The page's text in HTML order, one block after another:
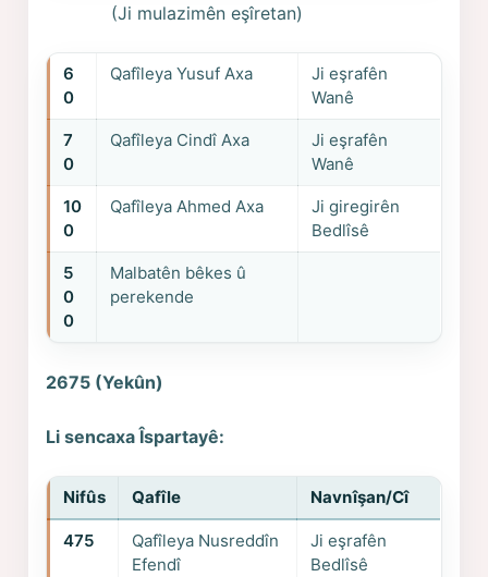
(Ji mulazimên eşîretan)
6
0
Qafîleya Yusuf Axa
Ji eşrafên
Wanê
7
0
Qafîleya Cindî Axa
Ji eşrafên
Wanê
10
0
Qafîleya Ahmed Axa
Ji giregirên
Bedlîsê
5
0
0
Malbatên bêkes û
perekende
2675 (Yekûn)
Li sencaxa Îspartayê:
Nifûs Qafîle Navnîşan/Cî
475
Qafîleya Nusreddîn
Efendî
Ji eşrafên
Bedlîsê